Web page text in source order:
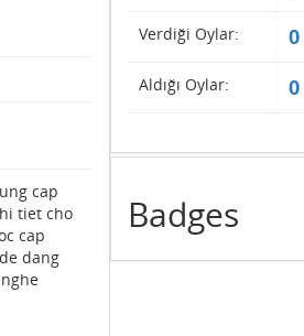
cap
tiet cho
cap
dang
Verdiği Oylar: 0
Aldığı Oylar: 0
Badges